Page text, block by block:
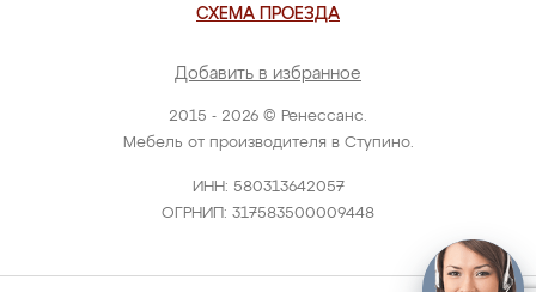
2015 - 2026 © Ренессанс.
Мебель от производителя в Ступино.
ИНН: 580313642057
ОГРНИП: 317583500009448
СХЕМА ПРОЕЗДА
Добавить в избранное